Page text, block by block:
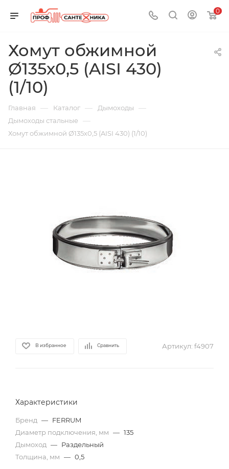
0
Хомут обжимной
Ø135х0,5 (AISI 430)
(1/10)
Главная — Каталог — Дымоходы —
Дымоходы стальные —
Хомут обжимной Ø135х0,5 (AISI 430) (1/10)
В избранное Сравнить Артикул: f4907
Характеристики
Бренд — FERRUM
Диаметр подключения, мм — 135
Дымоход — Раздельный
Толщина, мм — 0,5